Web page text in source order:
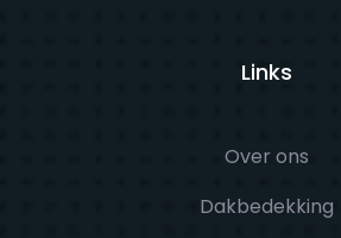
Links
Over ons
Dakbedekking